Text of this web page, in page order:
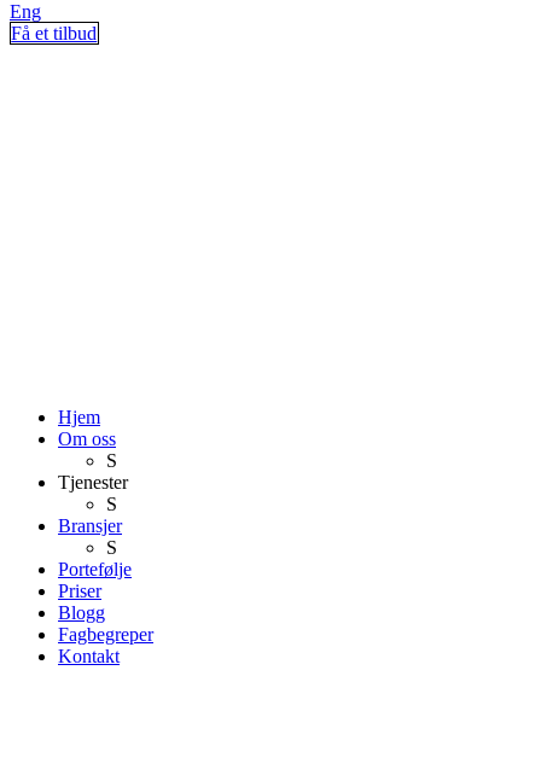
Eng
Få et tilbud
Hjem
Om oss
S
Tjenester
S
Bransjer
S
Portefølje
Priser
Blogg
Fagbegreper
Kontakt